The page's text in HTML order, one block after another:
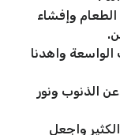
الطعام وإفشاء
الواسعة واهدنا
الذنوب ونور
واجعل